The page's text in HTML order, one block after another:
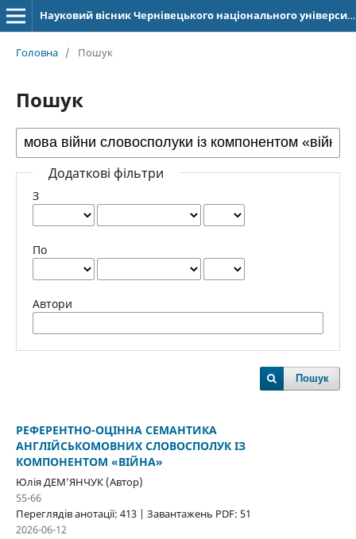
Науковий вісник Чернівецького національного університету імені Юрія Федьковича. Серія: Германська філологія
Головна / Пошук
Пошук
Додаткові фільтри
З
По
Автори
Пошук
РЕФЕРЕНТНО-ОЦІННА СЕМАНТИКА
АНГЛІЙСЬКОМОВНИХ СЛОВОСПОЛУК ІЗ
КОМПОНЕНТОМ «ВІЙНА»
Юлія ДЕМ’ЯНЧУК (Автор)
55-66
Переглядів анотації: 413 | Завантажень PDF: 51
2026-06-12